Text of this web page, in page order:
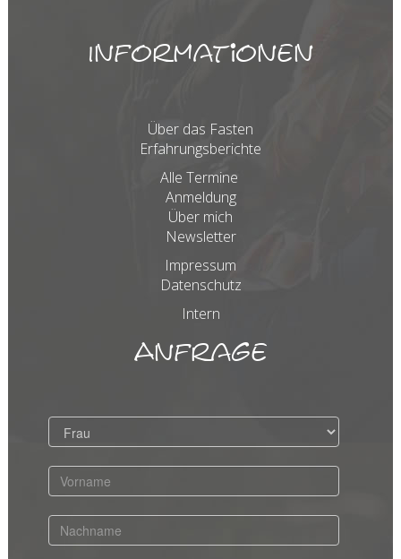
Informationen
Über das Fasten
Erfahrungsberichte
Alle Termine
Anmeldung
Über mich
Newsletter
Impressum
Datenschutz
Intern
Anfrage